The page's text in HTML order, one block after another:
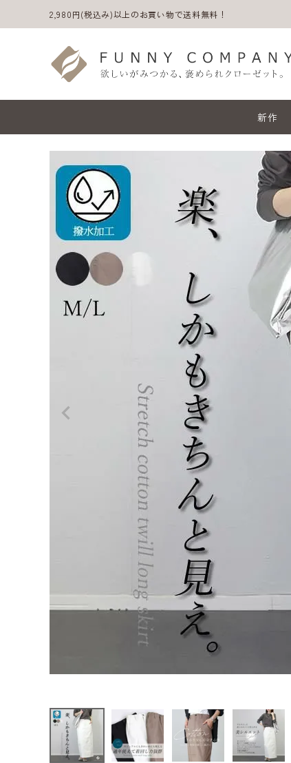
2,980円(税込み)以上のお買い物で送料無料！
新作
ACCOUNT MENU
ようこそ ゲスト 様
レディースボトムス
ご利用ガイド